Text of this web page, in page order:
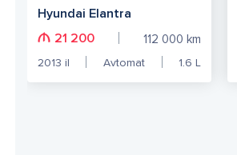
Hyundai Elantra
21 200
112 000 km
2013 il Avtomat 1.6 L